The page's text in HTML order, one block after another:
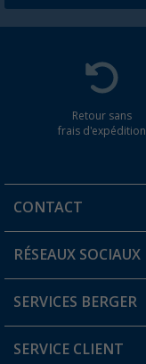
Retour sans
frais d'expédition
CONTACT
Une question ?
Trouver une magasin
RÉSEAUX SOCIAUX
SERVICES BERGER
Devenir revendeur
SERVICE CLIENT